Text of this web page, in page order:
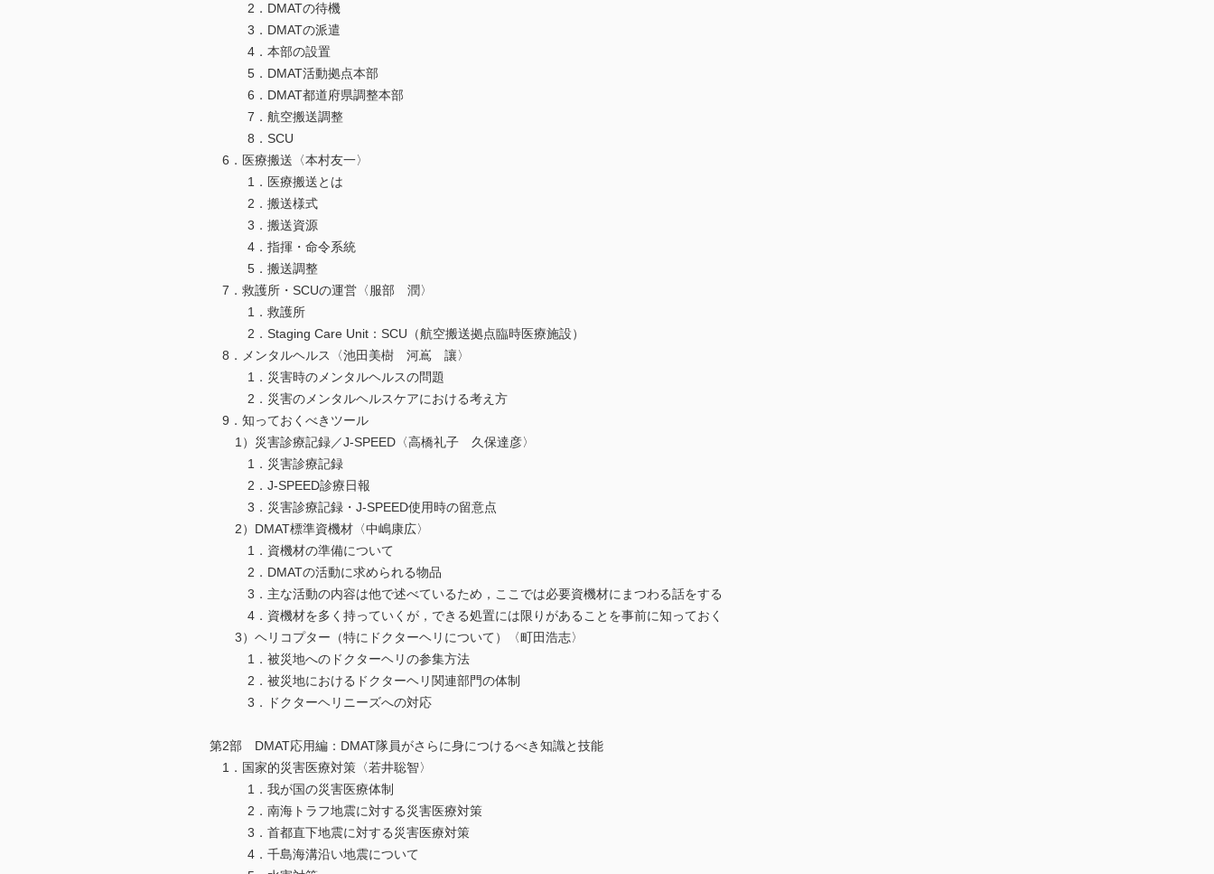
2．DMATの待機
3．DMATの派遣
4．本部の設置
5．DMAT活動拠点本部
6．DMAT都道府県調整本部
7．航空搬送調整
8．SCU
6．医療搬送〈本村友一〉
1．医療搬送とは
2．搬送様式
3．搬送資源
4．指揮・命令系統
5．搬送調整
7．救護所・SCUの運営〈服部 潤〉
1．救護所
2．Staging Care Unit：SCU（航空搬送拠点臨時医療施設）
8．メンタルヘルス〈池田美樹 河嶌 讓〉
1．災害時のメンタルヘルスの問題
2．災害のメンタルヘルスケアにおける考え方
9．知っておくべきツール
1）災害診療記録／J-SPEED〈高橋礼子 久保達彦〉
1．災害診療記録
2．J-SPEED診療日報
3．災害診療記録・J-SPEED使用時の留意点
2）DMAT標準資機材〈中嶋康広〉
1．資機材の準備について
2．DMATの活動に求められる物品
3．主な活動の内容は他で述べているため，ここでは必要資機材にまつわる話をする
4．資機材を多く持っていくが，できる処置には限りがあることを事前に知っておく
3）ヘリコプター（特にドクターヘリについて）〈町田浩志〉
1．被災地へのドクターヘリの参集方法
2．被災地におけるドクターヘリ関連部門の体制
3．ドクターヘリニーズへの対応
第2部 DMAT応用編：DMAT隊員がさらに身につけるべき知識と技能
1．国家的災害医療対策〈若井聡智〉
1．我が国の災害医療体制
2．南海トラフ地震に対する災害医療対策
3．首都直下地震に対する災害医療対策
4．千島海溝沿い地震について